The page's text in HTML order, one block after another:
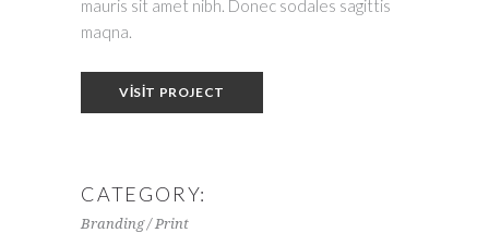
mauris sit amet nibh. Donec sodales sagittis
maqna.
VISIT PROJECT
CATEGORY:
Branding / Print